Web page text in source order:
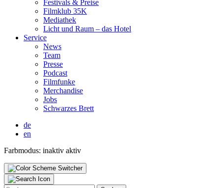
Fes­ti­vals & Prei­se
Film­klub 35K
Media­thek
Licht und Raum – das Hotel
Ser­vice
News
Team
Pres­se
Pod­cast
Film­fun­ke
Mer­chan­di­se
Jobs
Schwar­zes Brett
de
en
Farbmodus: inaktiv aktiv